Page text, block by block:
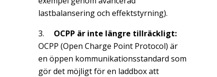
lastbalansering och effektstyrning).
OCPP är inte längre tillräckligt:
OCPP (Open Charge Point Protocol) är
en öppen kommunikationsstandard som
gör det möjligt för en laddbox att